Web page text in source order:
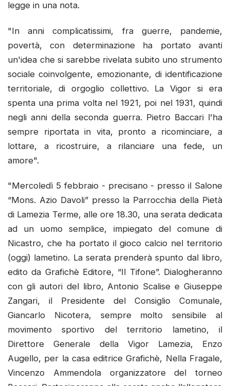
legge in una nota.
"In anni complicatissimi, fra guerre, pandemie,
povertà, con determinazione ha portato avanti
un'idea che si sarebbe rivelata subito uno strumento
sociale coinvolgente, emozionante, di identificazione
territoriale, di orgoglio collettivo. La Vigor si era
spenta una prima volta nel 1921, poi nel 1931, quindi
negli anni della seconda guerra. Pietro Baccari l'ha
sempre riportata in vita, pronto a ricominciare, a
lottare, a ricostruire, a rilanciare una fede, un
amore".
"Mercoledì 5 febbraio - precisano - presso il Salone
“Mons. Azio Davoli” presso la Parrocchia della Pietà
di Lamezia Terme, alle ore 18.30, una serata dedicata
ad un uomo semplice, impiegato del comune di
Nicastro, che ha portato il gioco calcio nel territorio
(oggi) lametino. La serata prenderà spunto dal libro,
edito da Grafichè Editore, “Il Tifone”. Dialogheranno
con gli autori del libro, Antonio Scalise e Giuseppe
Zangari, il Presidente del Consiglio Comunale,
Giancarlo Nicotera, sempre molto sensibile al
movimento sportivo del territorio lametino, il
Direttore Generale della Vigor Lamezia, Enzo
Augello, per la casa editrice Grafichè, Nella Fragale,
Vincenzo Ammendola organizzatore del torneo